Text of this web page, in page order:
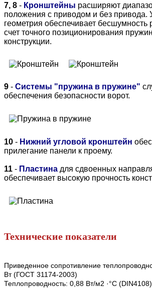
7, 8 - Кронштейны расширяют
положения с приводом и без привода.
геометрия обеспечивает бесшумность
счет точного позиционирования
конструкции.
9 - Системы "пружина в пружине"
обеспечения безопасности ворот.
10 - Нижний угловой кронштейн
прилегание панели к проему.
11 - Пластина для сдвоенных
обеспечивает высокую прочность
Технические показатели
Приведенное сопротивление
Вт (ГОСТ 31174-2003)
Теплопроводность: 0,88 Вт/м2 ·°С (DIN4108)